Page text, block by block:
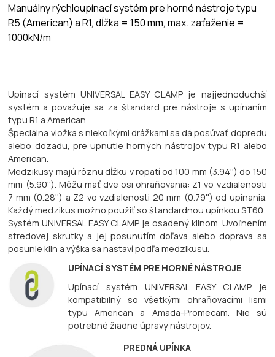
Manuálny rýchloupínací systém pre horné nástroje typu
R5 (American) a R1, dĺžka = 150 mm, max. zaťaženie =
1000kN/m
Upínací systém UNIVERSAL EASY CLAMP je najjednoduchší
systém a považuje sa za štandard pre nástroje s upínaním
typu R1 a American.
Špeciálna vložka s niekoľkými drážkami sa dá posúvať dopredu
alebo dozadu, pre upnutie horných nástrojov typu R1 alebo
American.
Medzikusy majú rôznu dĺžku v ropätí od 100 mm (3.94'') do 150
mm (5.90''). Môžu mať dve osi ohraňovania: Z1 vo vzdialenosti
7 mm (0.28'') a Z2 vo vzdialenosti 20 mm (0.79'') od upínania.
Každý medzikus možno použiť so štandardnou upínkou ST60.
Systém UNIVERSAL EASY CLAMP je osadený klinom. Uvoľnením
stredovej skrutky a jej posunutím doľava alebo doprava sa
posunie klin a výška sa nastaví podľa medzikusu.
UPÍNACÍ SYSTÉM PRE HORNÉ NÁSTROJE
Upínací systém UNIVERSAL EASY CLAMP je
kompatibilný so všetkými ohraňovacími lismi
typu American a Amada-Promecam. Nie sú
potrebné žiadne úpravy nástrojov.
PREDNÁ UPÍNKA